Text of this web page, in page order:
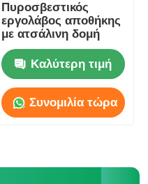
Πυροσβεστικός
εργολάβος αποθήκης
με ατσάλινη δομή
Καλύτερη τιμή
Συνομιλία τώρα